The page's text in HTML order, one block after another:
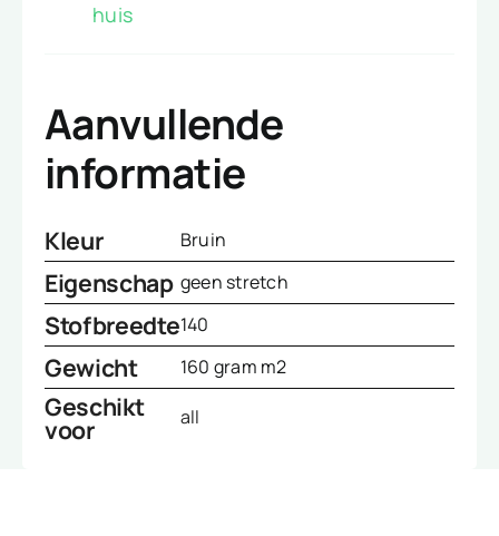
huis
Aanvullende
informatie
Kleur Bruin
Eigenschap geen stretch
Stofbreedte140
Gewicht 160 gram m2
Geschikt
voor all